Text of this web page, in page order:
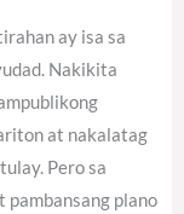
ay isa sa
Nakikita
at nakalatag
Pero sa
pambansang plano